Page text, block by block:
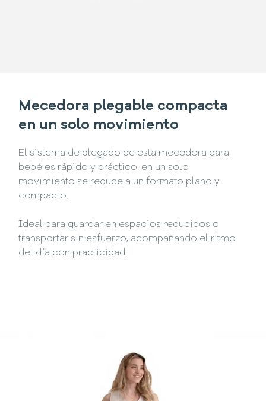
Mecedora plegable compacta
en un solo movimiento
El sistema de plegado de esta mecedora para
bebé es rápido y práctico: en un solo
movimiento se reduce a un formato plano y
compacto.
Ideal para guardar en espacios reducidos o
transportar sin esfuerzo, acompañando el ritmo
del día con practicidad.